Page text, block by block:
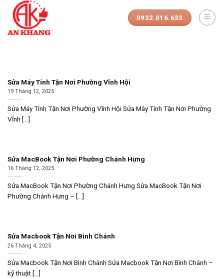
Skip
content
0932.016.633
Sửa Máy Tính Tận Nơi Phường Vĩnh Hội
19 Tháng 12, 2025
Sửa Máy Tính Tận Nơi Phường Vĩnh Hội Sửa Máy Tính Tận Nơi Phường
Vĩnh [...]
Sửa MacBook Tận Nơi Phường Chánh Hưng
16 Tháng 12, 2025
Sửa MacBook Tận Nơi Phường Chánh Hưng Sửa MacBook Tận Nơi
Phường Chánh Hưng – [...]
Sửa Macbook Tận Nơi Bình Chánh
26 Tháng 4, 2025
Sửa Macbook Tận Nơi Bình Chánh Sửa Macbook Tận Nơi Bình Chánh –
kỹ thuật [...]